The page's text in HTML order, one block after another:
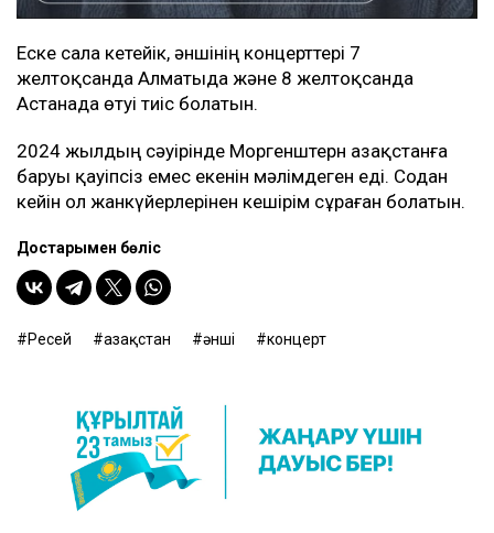
Еске сала кетейік, әншінің концерттері 7
желтоқсанда Алматыда және 8 желтоқсанда
Астанада өтуі тиіс болатын.
2024 жылдың сәуірінде Моргенштерн Қазақстанға
баруы қауіпсіз емес екенін мәлімдеген еді. Содан
кейін ол жанкүйерлерінен кешірім сұраған болатын.
Достарыңмен бөліс
Ресей Қазақстан әнші концерт